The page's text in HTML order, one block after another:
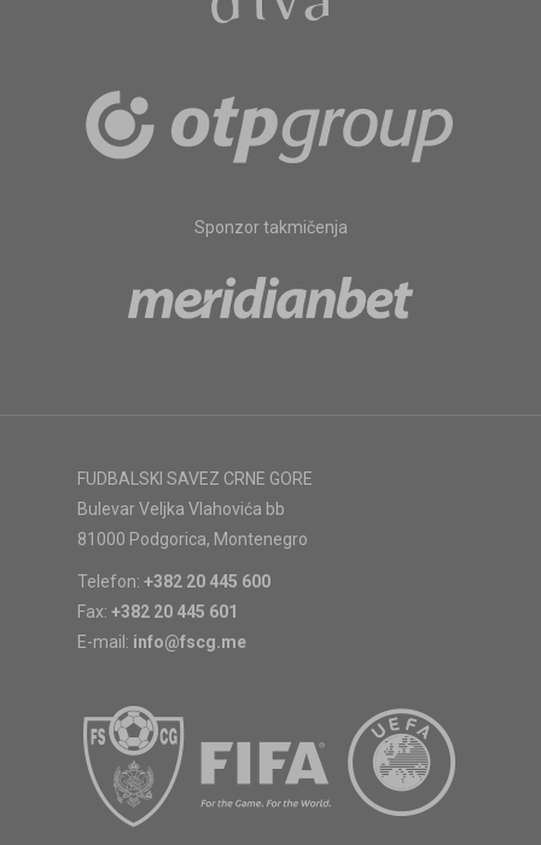
Sponzor takmičenja
FUDBALSKI SAVEZ CRNE GORE
Bulevar Veljka Vlahovića bb
81000 Podgorica, Montenegro
Telefon: +382 20 445 600
Fax: +382 20 445 601
E-mail: info@fscg.me